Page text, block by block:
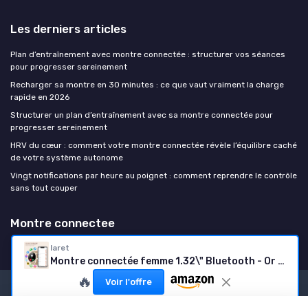
Iaret
Montre connectée femme 1.32\" Bluetooth - Or rose
🔥 Voir l'offre
Les derniers articles
Plan d’entraînement avec montre connectée : structurer vos séances
pour progresser sereinement
Recharger sa montre en 30 minutes : ce que vaut vraiment la charge
rapide en 2026
Structurer un plan d’entraînement avec sa montre connectée pour
progresser sereinement
HRV du cœur : comment votre montre connectée révèle l’équilibre caché
de votre système autonome
Vingt notifications par heure au poignet : comment reprendre le contrôle
sans tout couper
Montre connectee
Mentions légales Politique de confidentialité